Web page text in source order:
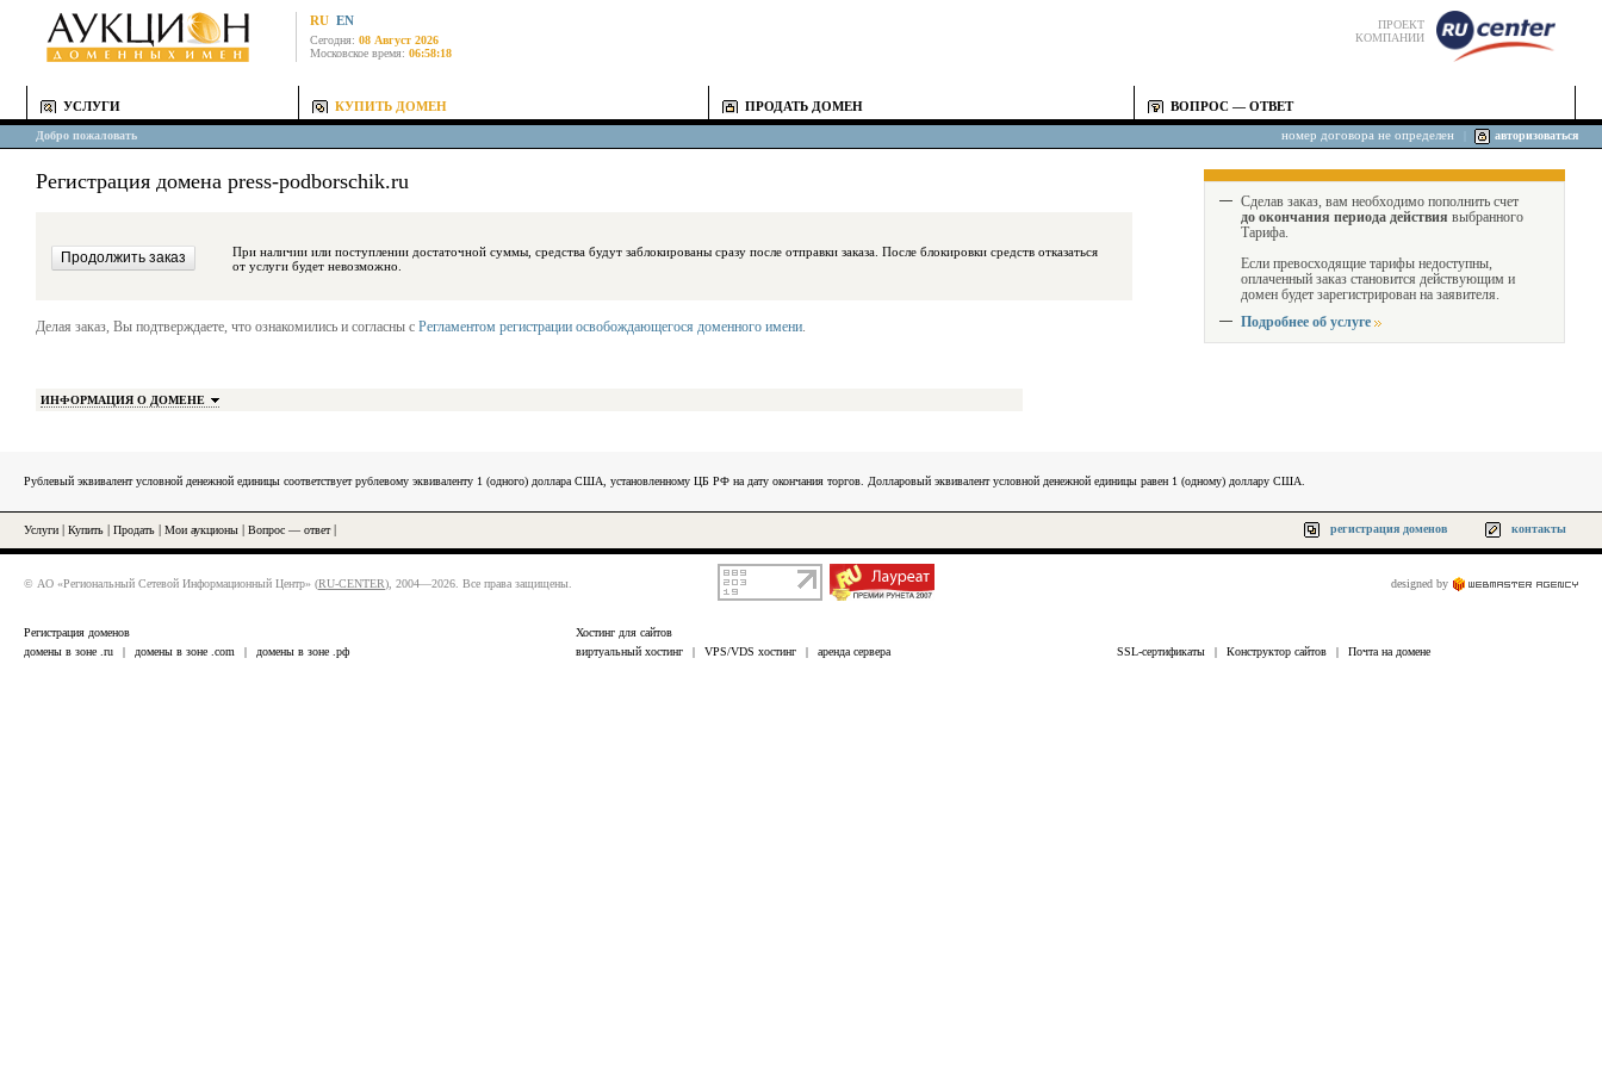
RU EN
Сегодня: 08 Август 2026
Московское время: 06:58:18
ПРОЕКТ
КОМПАНИИ
УСЛУГИ КУПИТЬ ДОМЕН ПРОДАТЬ ДОМЕН ВОПРОС — ОТВЕТ
Добро пожаловать номер договора не определен авторизоваться
Регистрация домена press-podborschik.ru
При наличии или поступлении достаточной суммы, средства будут заблокированы сразу после отправки заказа. После блокировки средств отказаться
от услуги будет невозможно.
Делая заказ, Вы подтверждаете, что ознакомились и согласны с Регламентом регистрации освобождающегося доменного имени.
ИНФОРМАЦИЯ О ДОМЕНЕ
Сделав заказ, вам необходимо пополнить счет
до окончания периода действия выбранного
Тарифа.
Если превосходящие тарифы недоступны,
оплаченный заказ становится действующим и
домен будет зарегистрирован на заявителя.
Подробнее об услуге
Рублевый эквивалент условной денежной единицы соответствует рублевому эквиваленту 1 (одного) доллара США, установленному ЦБ РФ на дату окончания торгов. Долларовый эквивалент условной денежной единицы равен 1 (одному) доллару США.
Услуги Купить Продать Мои аукционы Вопрос — ответ| регистрация доменов контакты
© АО «Региональный Сетевой Информационный Центр» (RU-CENTER), 2004—2026. Все права защищены. designed by
Регистрация доменов
домены в зоне .ru
| домены в зоне .com | домены в зоне .рф
Хостинг для сайтов
виртуальный хостинг
| VPS/VDS хостинг | аренда сервера SSL-сертификаты | Конструктор сайтов | Почта на домене